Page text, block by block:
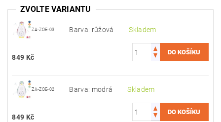
ZVOLTE VARIANTU
ZA-ZOE-03 Barva: růžová Skladem
849 Kč
ZA-ZOE-02 Barva: modrá Skladem
849 Kč